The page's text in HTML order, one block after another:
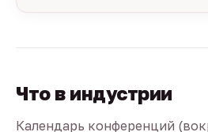
Что в индустрии
Календарь конференций